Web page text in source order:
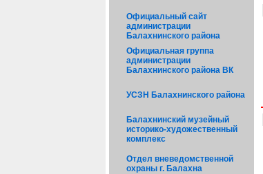
Официальный сайт
администрации
Балахнинского района
Официальная группа
администрации
Балахнинского района ВК
УСЗН Балахнинского района
Балахнинский музейный
историко-художественный
комплекс
Отдел вневедомственной
охраны г. Балахна